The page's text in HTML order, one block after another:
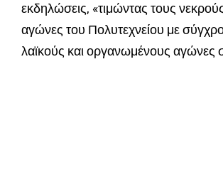
εκδηλώσεις, «τιμώντας τους
αγώνες του Πολυτεχνείου με
λαϊκούς και οργανωμένους αγώνες